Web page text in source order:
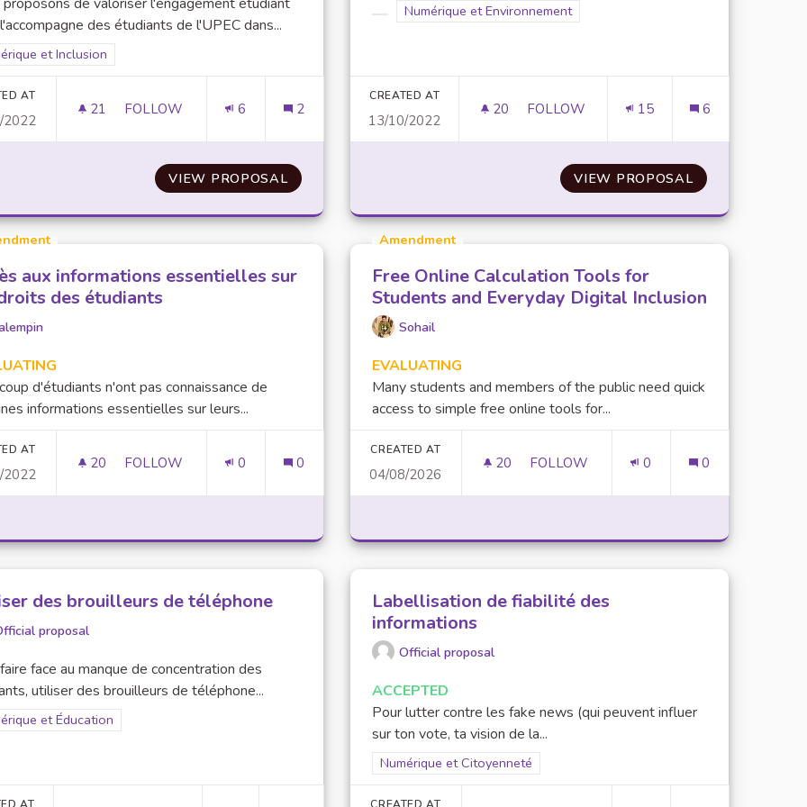
des étudiants de l'UPEC dans...
results for scope: Numérique et Inclusion
et Inclusion
AT
2022
21 21 FOLLOWERS
FOLLOW
VALORISATION DE L'ENGAGEMENT ÉTUDIANT DANS L'ACCOMPAGNEMENT DES ÉTUDIANTS DANS
6 2
VIEW PROPOSALVALORISATION DE L'ENGAGEMENT ÉTUDIANT DANS
Filter results for scope: Numérique et Environnement
Numérique et Environnement
CREATED AT
13/10/2022
20 20 FOLLOWERS
FOLLOW 15 6
VIEW PROPOSALUTILISER UNE
aux informations essentielles sur
des étudiants
d'étudiants n'ont pas connaissance de
informations essentielles sur leurs...
AT
2022
20 20 FOLLOWERS
FOLLOW
ACCÈS AUX INFORMATIONS ESSENTIELLES SUR LES DROITS DES ÉTUDIANTS
0 0
Amendment
Free Online Calculation Tools for
Students and Everyday Digital Inclusion
Sohail
EVALUATING
Many students and members of the public need quick
access to simple free online tools for...
CREATED AT
04/08/2026
20 20 FOLLOWERS
FOLLOW 0 0
des brouilleurs de téléphone
proposal
face au manque de concentration des
utiliser des brouilleurs de téléphone...
results for scope: Numérique et Éducation
et Éducation
Labellisation de fiabilité des
informations
Official proposal
ACCEPTED
Pour lutter contre les fake news (qui peuvent influer
sur ton vote, ta vision de la...
Filter results for scope: Numérique et Citoyenneté
Numérique et Citoyenneté